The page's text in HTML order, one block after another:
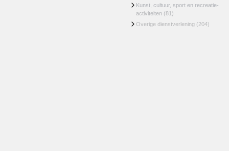
Kunst, cultuur, sport en recreatie-
activiteiten (81)
Overige dienstverlening (204)